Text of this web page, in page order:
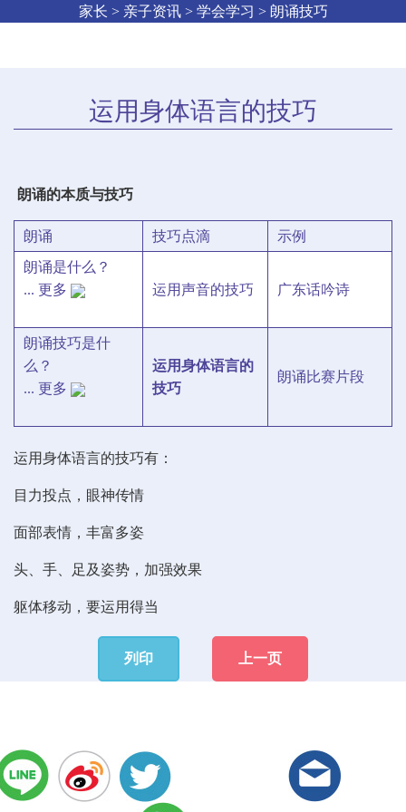
家长 > 亲子资讯 > 学会学习 > 朗诵技巧
运用身体语言的技巧
朗诵的本质与技巧
朗诵 技巧点滴
示例
朗诵是什么？
... 更多
运用声音的技巧 广东话吟诗
朗诵技巧是什
么？
... 更多
运用身体语言的
技巧
朗诵比赛片段
运用身体语言的技巧有：
目力投点，眼神传情
面部表情，丰富多姿
头、手、足及姿势，加强效果
躯体移动，要运用得当
列印 上一页